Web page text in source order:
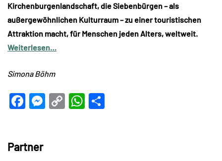
Kirchenburgenlandschaft, die Siebenbürgen – als
außergewöhnlichen Kulturraum – zu einer touristischen
Attraktion macht, für Menschen jeden Alters, weltweit.
Weiterlesen…
Simona Böhm
Facebook
Messenger
CopyWhatsApp
Partner